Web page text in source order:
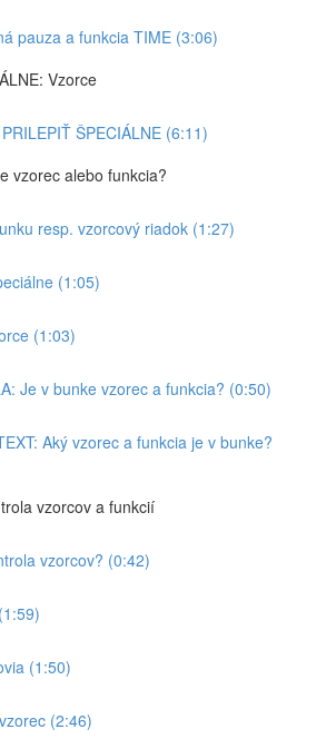
pauza a funkcia TIME (3:06)
Vzorce
ŠPECIÁLNE (6:11)
vzorec alebo funkcia?
resp. vzorcový riadok (1:27)
(1:05)
(1:03)
Je v bunke vzorec a funkcia? (0:50)
Aký vzorec a funkcia je v bunke?
vzorcov a funkcií
vzorcov? (0:42)
(1:50)
(2:46)